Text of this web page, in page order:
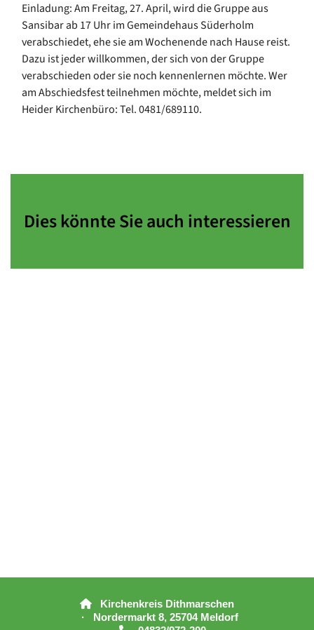
Einladung: Am Freitag, 27. April, wird die Gruppe aus
Sansibar ab 17 Uhr im Gemeindehaus Süderholm
verabschiedet, ehe sie am Wochenende nach Hause reist.
Dazu ist jeder willkommen, der sich von der Gruppe
verabschieden oder sie noch kennenlernen möchte. Wer
am Abschiedsfest teilnehmen möchte, meldet sich im
Heider Kirchenbüro: Tel. 0481/689110.
Dies könnte Sie auch interessieren
 Kirchenkreis Dithmarschen
· Nordermarkt 8, 25704 Meldorf